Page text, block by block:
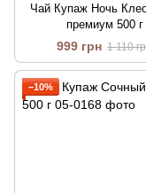
Чай Купаж Ночь
премиум 500 г
999 грн 1 110
−10%